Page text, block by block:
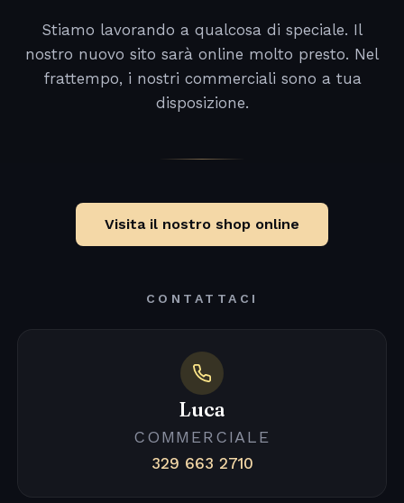
Stiamo lavorando a qualcosa di speciale. Il
nostro nuovo sito sarà online molto presto. Nel
frattempo, i nostri commerciali sono a tua
disposizione.
Visita il nostro shop online
CONTATTACI
Luca
COMMERCIALE
329 663 2710